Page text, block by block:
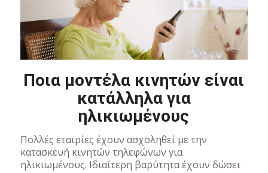
Ποια μοντέλα κινητών είναι
κατάλληλα για
ηλικιωμένους
Πολλές εταιρίες έχουν ασχοληθεί με την
κατασκευή κινητών τηλεφώνων για
ηλικιωμένους. Ιδιαίτερη βαρύτητα έχουν δώσει